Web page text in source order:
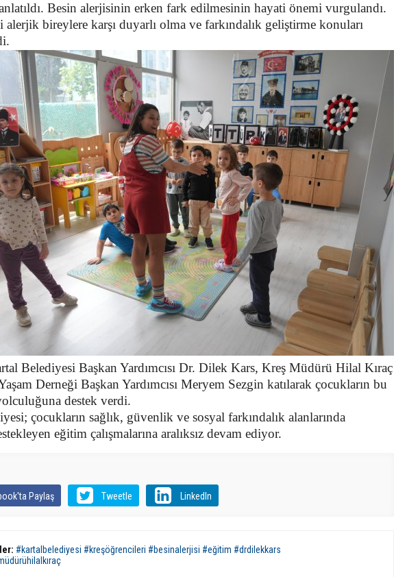
​Besin alerjisinin erken fark edilmesinin hayati önemi vurgulandı.
alerjik bireylere karşı duyarlı olma ve farkındalık geliştirme konuları
Belediyesi Başkan Yardımcısı Dr. Dilek Kars, Kreş Müdürü Hilal Kıraç
Derneği Başkan Yardımcısı Meryem Sezgin katılarak çocukların bu
destek verdi.
çocukların sağlık, güvenlik ve sosyal farkındalık alanlarında
eğitim çalışmalarına aralıksız devam ediyor.
Paylaş Tweetle LinkedIn
#kartalbelediyesi #kreşöğrencileri #besinalerjisi #eğitim #drdilekkars